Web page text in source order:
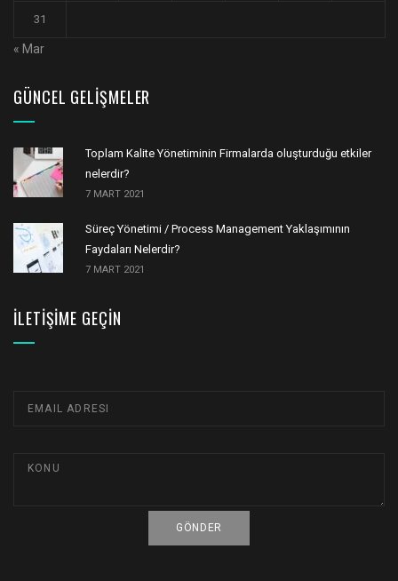
31
« Mar
GÜNCEL GELIŞMELER
Toplam Kalite Yönetiminin Firmalarda oluşturduğu etkiler
nelerdir?
7 MART 2021
Süreç Yönetimi / Process Management Yaklaşımının
Faydaları Nelerdir?
7 MART 2021
İLETIŞIME GEÇIN